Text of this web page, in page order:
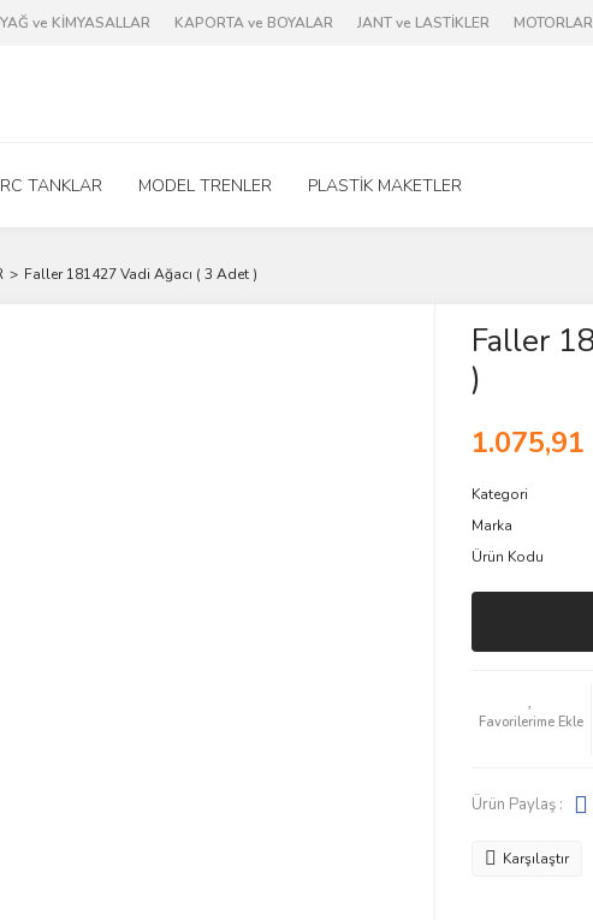
ve KİMYASALLAR KAPORTA ve BOYALAR JANT ve LASTİKLER
RC TANKLAR MODEL TRENLER PLASTİK MAKETLER
Faller 181427 Vadi Ağacı ( 3 Adet )
Faller
)
Kategori
Marka
Ürün Kodu
Ürün Paylaş :
Karşılaştır